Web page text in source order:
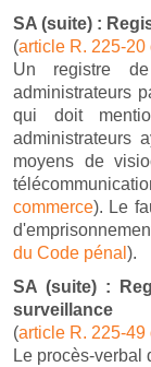
SA (suite) :
(article R. 225-
Un registre
administrateurs
qui doit
administrateurs
moyens de
commerce). Le
du Code pénal ).
SA (suite) :
surveillance
(article R. 225-
Le procès-verbal